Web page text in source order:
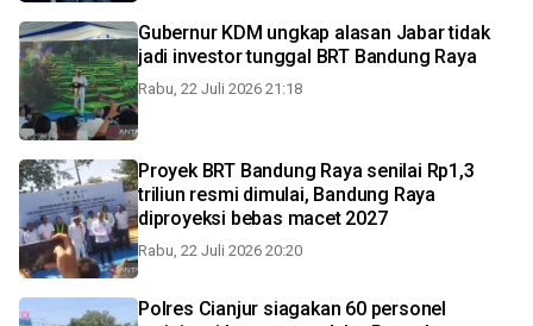
Gubernur KDM ungkap alasan Jabar tidak
jadi investor tunggal BRT Bandung Raya
Rabu, 22 Juli 2026 21:18
Proyek BRT Bandung Raya senilai Rp1,3
triliun resmi dimulai, Bandung Raya
diproyeksi bebas macet 2027
Rabu, 22 Juli 2026 20:20
Polres Cianjur siagakan 60 personel